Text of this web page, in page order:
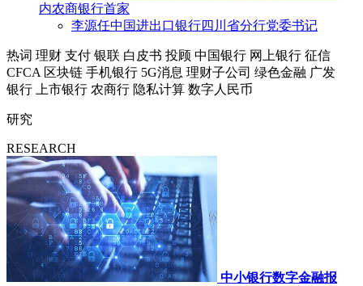
内农商银行首家
李源任中国进出口银行四川省分行党委书记
热词 理财 支付 银联 白皮书 投顾 中国银行 网上银行 征信
CFCA 区块链 手机银行 5G消息 理财子公司 绿色金融 广发
银行
上市银行 农商行 隐私计算 数字人民币
研究
RESEARCH
中小银行数字金融报